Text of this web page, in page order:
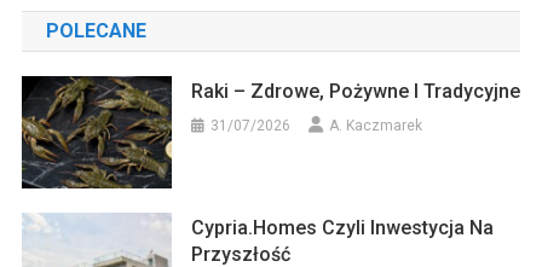
POLECANE
Raki – Zdrowe, Pożywne I Tradycyjne
31/07/2026 A. Kaczmarek
Cypria.homes Czyli Inwestycja Na
Przyszłość